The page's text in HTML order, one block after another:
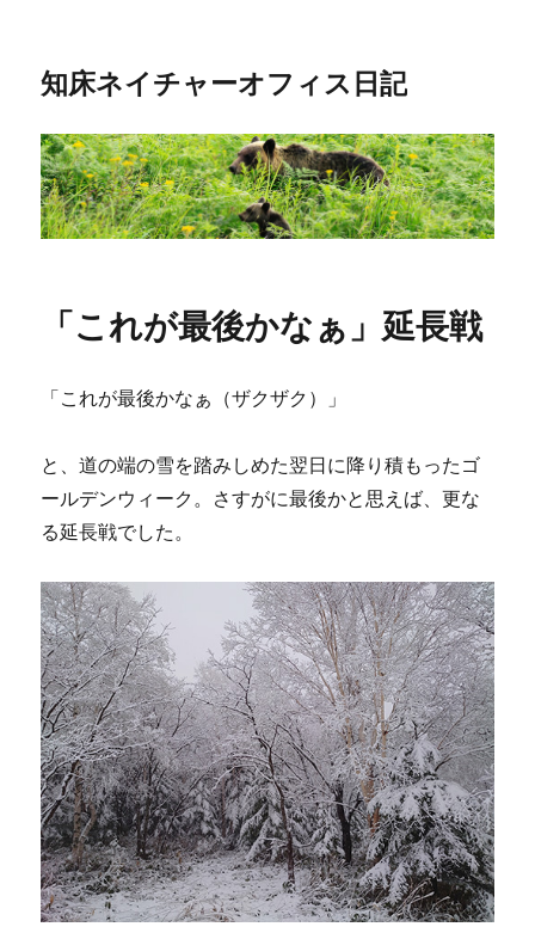
知床ネイチャーオフィス日記
「これが最後かなぁ」延長戦
「これが最後かなぁ（ザクザク）」
と、道の端の雪を踏みしめた翌日に降り積もったゴ
ールデンウィーク。さすがに最後かと思えば、更な
る延長戦でした。